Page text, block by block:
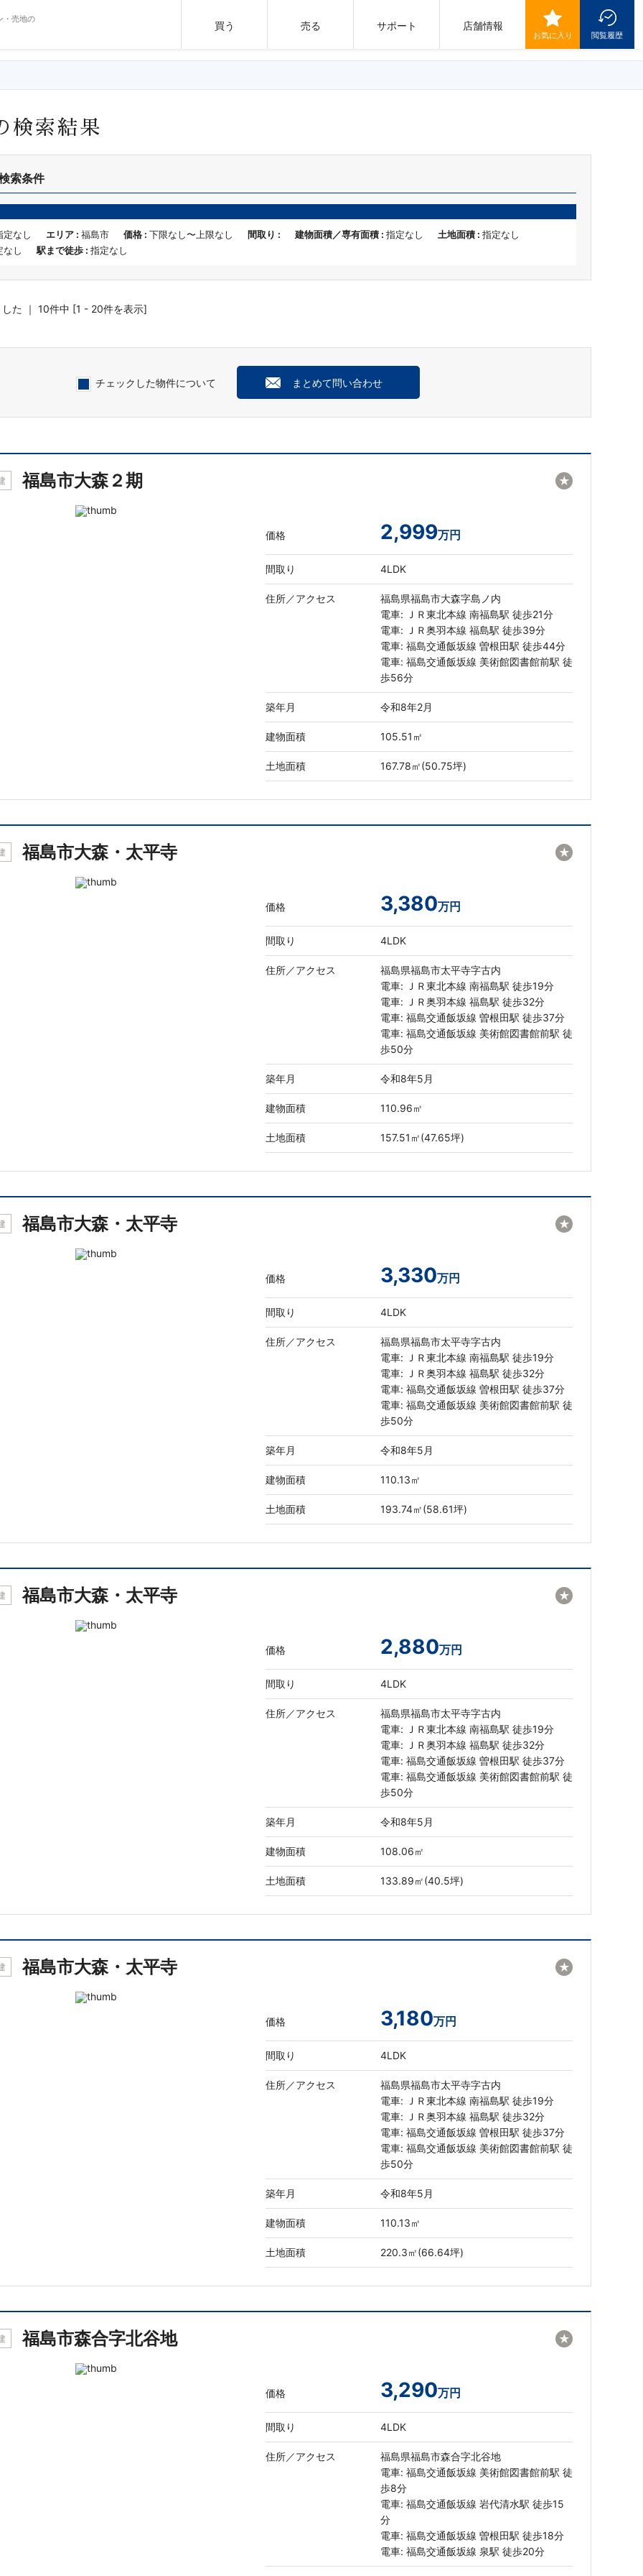
・売地の
買う 売る サポート 店舗情報
お気に入り 閲覧履歴
検索結果
索条件
定なし エリア : 福島市 価格 : 下限なし〜上限なし 間取り : 建物面積／専有面積 : 指定なし 土地面積 : 指定なし
なし
駅まで徒歩 : 指定なし
た ｜ 10件中 [1 - 20件を表示]
チェックした物件について まとめて問い合わせ
福島市大森２期
価格 2,999万円
間取り 4LDK
住所／アクセス
福島県福島市大森字島ノ内
電車: ＪＲ東北本線 南福島駅 徒歩21分
電車: ＪＲ奥羽本線 福島駅 徒歩39分
電車: 福島交通飯坂線 曽根田駅 徒歩44分
電車: 福島交通飯坂線 美術館図書館前駅 徒
歩56分
築年月 令和8年2月
建物面積 105.51㎡
土地面積 167.78㎡(50.75坪)
★
福島市大森・太平寺
価格 3,380万円
間取り 4LDK
住所／アクセス
福島県福島市太平寺字古内
電車: ＪＲ東北本線 南福島駅 徒歩19分
電車: ＪＲ奥羽本線 福島駅 徒歩32分
電車: 福島交通飯坂線 曽根田駅 徒歩37分
電車: 福島交通飯坂線 美術館図書館前駅 徒
歩50分
築年月 令和8年5月
建物面積 110.96㎡
土地面積 157.51㎡(47.65坪)
★
福島市大森・太平寺
価格 3,330万円
間取り 4LDK
住所／アクセス
福島県福島市太平寺字古内
電車: ＪＲ東北本線 南福島駅 徒歩19分
電車: ＪＲ奥羽本線 福島駅 徒歩32分
電車: 福島交通飯坂線 曽根田駅 徒歩37分
電車: 福島交通飯坂線 美術館図書館前駅 徒
歩50分
築年月 令和8年5月
建物面積 110.13㎡
土地面積 193.74㎡(58.61坪)
★
福島市大森・太平寺
価格 2,880万円
間取り 4LDK
住所／アクセス
福島県福島市太平寺字古内
電車: ＪＲ東北本線 南福島駅 徒歩19分
電車: ＪＲ奥羽本線 福島駅 徒歩32分
電車: 福島交通飯坂線 曽根田駅 徒歩37分
電車: 福島交通飯坂線 美術館図書館前駅 徒
歩50分
築年月 令和8年5月
建物面積 108.06㎡
土地面積 133.89㎡(40.5坪)
★
福島市大森・太平寺
価格 3,180万円
間取り 4LDK
住所／アクセス
福島県福島市太平寺字古内
電車: ＪＲ東北本線 南福島駅 徒歩19分
電車: ＪＲ奥羽本線 福島駅 徒歩32分
電車: 福島交通飯坂線 曽根田駅 徒歩37分
電車: 福島交通飯坂線 美術館図書館前駅 徒
歩50分
築年月 令和8年5月
建物面積 110.13㎡
土地面積 220.3㎡(66.64坪)
★
福島市森合字北谷地
価格 3,290万円
間取り 4LDK
住所／アクセス
福島県福島市森合字北谷地
電車: 福島交通飯坂線 美術館図書館前駅 徒
歩8分
電車: 福島交通飯坂線 岩代清水駅 徒歩15
分
電車: 福島交通飯坂線 曽根田駅 徒歩18分
電車: 福島交通飯坂線 泉駅 徒歩20分
★